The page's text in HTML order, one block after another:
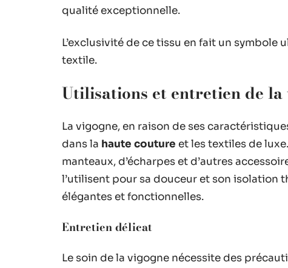
qualité exceptionnelle.
L’exclusivité de ce tissu en fait un
textile.
Utilisations et entretien de la
La vigogne, en raison de ses
dans la haute couture et les textiles de
manteaux, d’écharpes et d’autres
l’utilisent pour sa douceur et son isolation
élégantes et fonctionnelles.
Entretien délicat
Le soin de la vigogne nécessite des